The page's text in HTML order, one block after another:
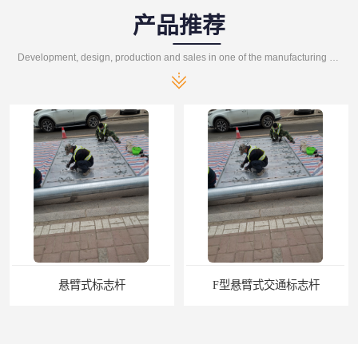
产品推荐
悬臂式标志杆 F型悬臂式交通标志杆